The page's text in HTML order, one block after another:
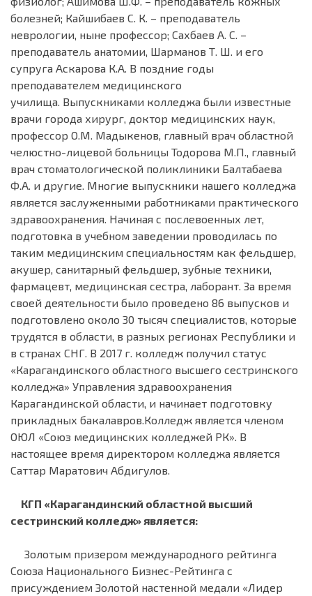
болезней; Кайшибаев С. К. – преподаватель
неврологии, ныне профессор; Сахбаев А. С. –
преподаватель анатомии, Шарманов Т. Ш. и его
супруга Аскарова К.А. В поздние годы
преподавателем медицинского
училища. Выпускниками колледжа были известные
врачи города хирург, доктор медицинских наук,
профессор О.М. Мадыкенов, главный врач областной
челюстно-лицевой больницы Тодорова М.П., главный
врач стоматологической поликлиники Балтабаева
Ф.А. и другие. Многие выпускники нашего колледжа
является заслуженными работниками практического
здравоохранения. Начиная с послевоенных лет,
подготовка в учебном заведении проводилась по
таким медицинским специальностям как фельдшер,
акушер, санитарный фельдшер, зубные техники,
фармацевт, медицинская сестра, лаборант. За время
своей деятельности было проведено 86 выпусков и
подготовлено около 30 тысяч специалистов, которые
трудятся в области, в разных регионах Республики и
в странах СНГ. В 2017 г. колледж получил статус
«Карагандинского областного высшего сестринского
колледжа» Управления здравоохранения
Карагандинской области, и начинает подготовку
прикладных бакалавров.Колледж является членом
ОЮЛ «Союз медицинских колледжей РК». В
настоящее время директором колледжа является
Саттар Маратович Абдигулов.
КГП «Карагандинский областной высший
сестринский колледж» является:
Золотым призером международного рейтинга
Союза Национального Бизнес-Рейтинга с
присуждением Золотой настенной медали «Лидер